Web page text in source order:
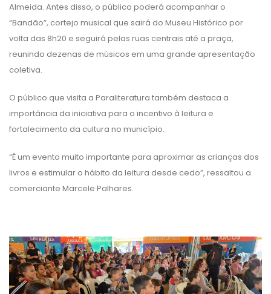
Almeida. Antes disso, o público poderá acompanhar o
“Bandão”, cortejo musical que sairá do Museu Histórico por
volta das 8h20 e seguirá pelas ruas centrais até a praça,
reunindo dezenas de músicos em uma grande apresentação
coletiva.
O público que visita a Paraliteratura também destaca a
importância da iniciativa para o incentivo à leitura e
fortalecimento da cultura no município.
“É um evento muito importante para aproximar as crianças dos
livros e estimular o hábito da leitura desde cedo”, ressaltou a
comerciante Marcele Palhares.